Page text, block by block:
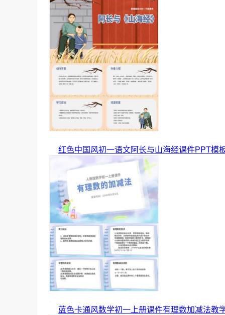
红色中国风初一语文阿长与山海经课件PPT模
蓝色卡通风数学初一上册课件有理数加减法教